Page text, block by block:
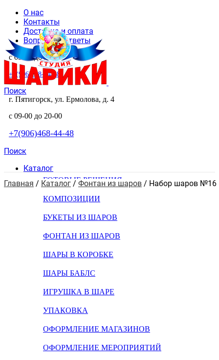
О нас
Контакты
Доставка и оплата
Вопросы и ответы
с 09-00 до 20-00
+7(906)468-44-48
Поиск
г. Пятигорск, ул. Ермолова, д. 4
с 09-00 до 20-00
+7(906)468-44-48
Поиск
Каталог
ГОТОВЫЕ РЕШЕНИЯ
КОМПОЗИЦИИ
БУКЕТЫ ИЗ ШАРОВ
ФОНТАН ИЗ ШАРОВ
ШАРЫ В КОРОБКЕ
ШАРЫ БАБЛС
ИГРУШКА В ШАРЕ
УПАКОВКА
ОФОРМЛЕНИЕ МАГАЗИНОВ
ОФОРМЛЕНИЕ МЕРОПРИЯТИЙ
Главная / Каталог / Фонтан из шаров / Набор шаров №16